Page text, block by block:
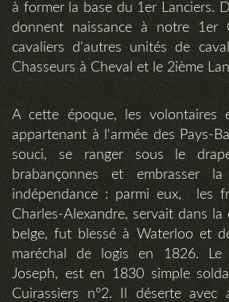
à former la base du 1er Lanciers.
donnent naissance à notre 1er
cavaliers d'autres unités de
Chasseurs à Cheval et le 2ième
A cette époque, les volontaires
appartenant à l'armée des Pays-
souci, se ranger sous le
brabançonnes et embrasser
indépendance : parmi eux, les
Charles-Alexandre, servait dans la
belge, fut blessé à Waterloo et
maréchal de logis en 1826. Le
Joseph, est en 1830 simple
Cuirassiers n°2. Il déserte avec